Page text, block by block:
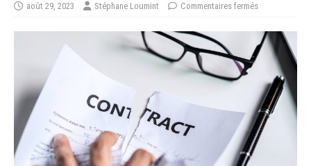
août 29, 2023 Stéphane Loumint Commentaires fermés